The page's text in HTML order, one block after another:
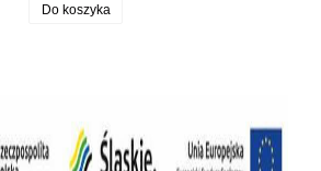
Do koszyka